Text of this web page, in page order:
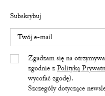
Subskrybuj
Twój e-mail
Yes/TakZgadzam się na
zgodnie zPolityką
wycofać zgodę).
Szczegóły dotyczące